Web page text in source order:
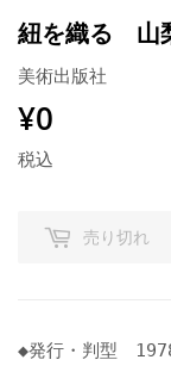
紐を織る 山
美術出版社
¥0
税込
売り切れ
◆発行・判型